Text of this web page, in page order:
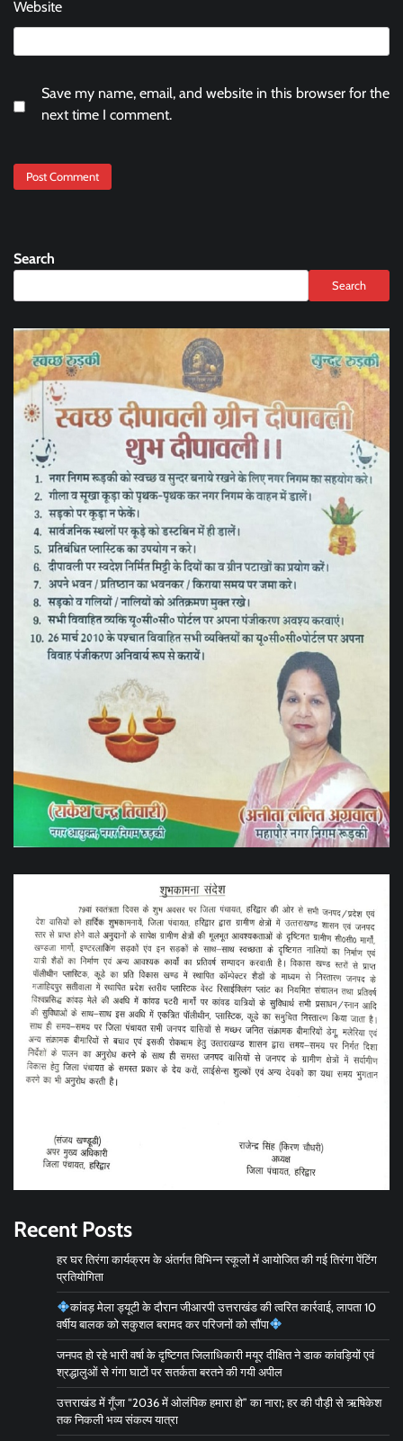
Website
Save my name, email, and website in this browser for the
next time I comment.
Search
Search
Recent Posts
हर घर तिरंगा कार्यक्रम के अंतर्गत विभिन्न स्कूलों में आयोजित की गई तिरंगा पेंटिंग
प्रतियोगिता
कांवड़ मेला ड्यूटी के दौरान जीआरपी उत्तराखंड की त्वरित कार्रवाई, लापता 10
वर्षीय बालक को सकुशल बरामद कर परिजनों को सौंपा
जनपद हो रहे भारी वर्षा के दृष्टिगत जिलाधिकारी मयूर दीक्षित ने डाक कांवड़ियों एवं
श्रद्धालुओं से गंगा घाटों पर सतर्कता बरतने की गयी अपील
उत्तराखंड में गूँजा “2036 में ओलंपिक हमारा हो” का नारा; हर की पौड़ी से ऋषिकेश
तक निकली भव्य संकल्प यात्रा